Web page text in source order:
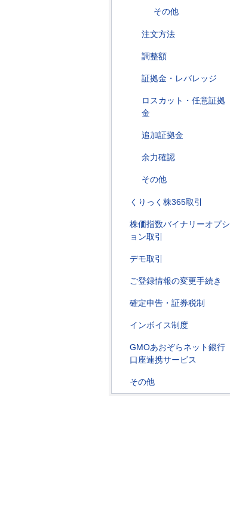
その他
注文方法
調整額
証拠金・レバレッジ
ロスカット・任意証拠
金
追加証拠金
余力確認
その他
くりっく株365取引
株価指数バイナリーオプシ
ョン取引
デモ取引
ご登録情報の変更手続き
確定申告・証券税制
インボイス制度
GMOあおぞらネット銀行
口座連携サービス
その他